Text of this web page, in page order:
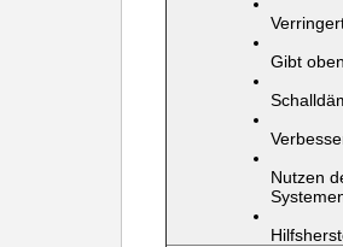
Gibt
Nutzen